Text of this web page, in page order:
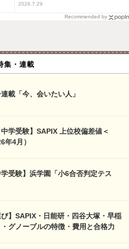
2026.7.29
Recommended by
集・連載
載「今、会いたい人」
学受験】SAPIX 上位校偏差値＜
年4月）
受験】浜学園「小6合否判定テス
び】SAPIX・日能研・四谷大塚・早稲
グノーブルの特徴・費用と合格力